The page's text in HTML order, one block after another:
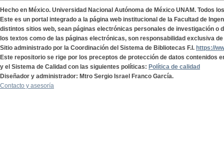
Hecho en México. Universidad Nacional Autónoma de México UNAM. Todos
Este es un portal integrado a la página web institucional de la Facultad de
distintos sitios web, sean páginas electrónicas personales de investigación o
los textos como de las páginas electrónicas, son responsabilidad exclusiva
Sitio administrado por la Coordinación del Sistema de Bibliotecas F.I. https://
Este repositorio se rige por los preceptos de protección de datos contenidos
y el Sistema de Calidad con las siguientes políticas: Política de calidad
Diseñador y administrador: Mtro Sergio Israel Franco García.
Contacto y asesoría